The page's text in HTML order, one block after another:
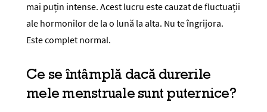
mai puțin intense. Acest lucru este cauzat de fluctuații
ale hormonilor de la o lună la alta. Nu te îngrijora.
Este complet normal.
Ce se întâmplă dacă durerile
mele menstruale sunt puternice?